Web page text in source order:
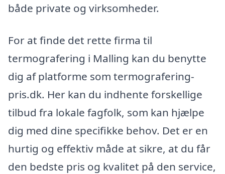
både private og virksomheder.
For at finde det rette firma til
termografering i Malling kan du benytte
dig af platforme som termografering-
pris.dk. Her kan du indhente forskellige
tilbud fra lokale fagfolk, som kan hjælpe
dig med dine specifikke behov. Det er en
hurtig og effektiv måde at sikre, at du får
den bedste pris og kvalitet på den service,